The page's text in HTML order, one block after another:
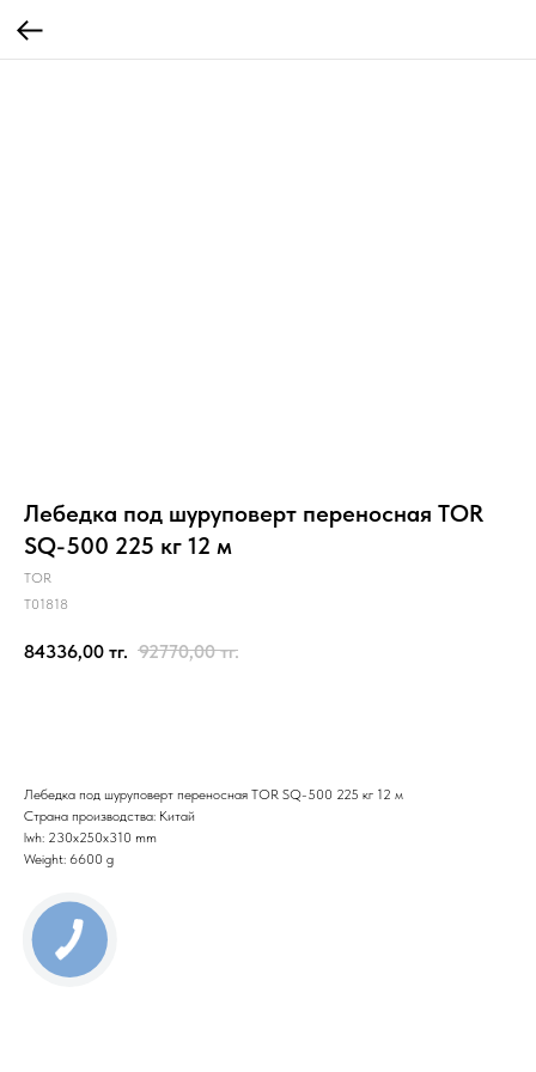
Лебедка под шуруповерт переносная TOR
SQ-500 225 кг 12 м
TOR
T01818
84336,00 тг. 92770,00 тг.
Лебедка под шуруповерт переносная TOR SQ-500 225 кг 12 м
Страна производства: Китай
lwh: 230x250x310 mm
Weight: 6600 g